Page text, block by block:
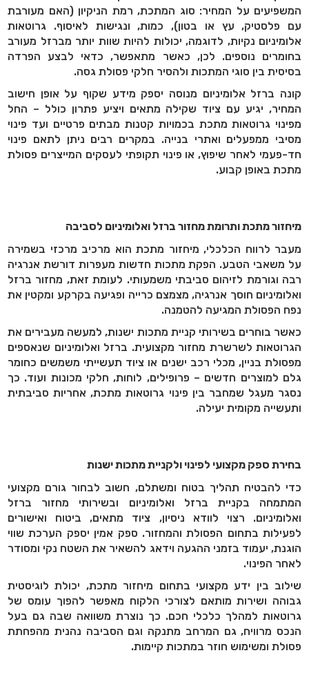
המשפיעים על המחיר: סוג המתכת, רמת הניקיון (האם מעורבת
עם פלסטיק, עץ או בטון), כמות, ונגישות לאיסוף. גרוטאות
אלומיניום נקיות, לדוגמה, יכולות להיות שוות יותר מברזל מעורב
בחומרים נוספים. לכן, כאשר מתאפשר, כדאי לבצע הפרדה
בסיסית בין סוגי המתכות ולהסיר חלקי פסולת גסה.
קונה ברזל אלומיניום מנוסה יספק מידע שקוף על אופן חישוב
המחיר, יגיע עם ציוד שקילה מתאים ויציע פתרון כולל – החל
מפינוי גרוטאות מתכת בכמויות קטנות מבתים פרטיים ועד פינוי
מסיבי ממפעלים ואתרי בנייה. במקרים רבים ניתן לתאם פינוי
חד-פעמי לאחר שיפוץ, או פינוי תקופתי לעסקים המייצרים פסולת
מתכת באופן קבוע.
מיחזור מתכת ותרומת מחזור ברזל ואלומיניום לסביבה
מעבר לרווח הכלכלי, מיחזור מתכת הוא מרכיב מרכזי בשמירה
על משאבי הטבע. הפקת מתכות חדשות מעפרות דורשת אנרגיה
רבה וגורמת לזיהום סביבתי משמעותי. לעומת זאת, מחזור ברזל
ואלומיניום חוסך אנרגיה, מצמצם כרייה ופגיעה בקרקע ומקטין את
נפח הפסולת המגיעה להטמנה.
כאשר בוחרים בשירותי קניית מתכות ישנות, למעשה מעבירים את
הגרוטאות לשרשרת מחזור מקצועית. ברזל ואלומיניום שנאספים
מפסולת בניין, מכלי רכב ישנים או ציוד תעשייתי משמשים כחומר
גלם למוצרים חדשים – פרופילים, לוחות, חלקי מכונות ועוד. כך
נסגר מעגל שמחבר בין פינוי גרוטאות מתכת, אחריות סביבתית
ותעשייה מקומית יעילה.
בחירת ספק מקצועי לפינוי ולקניית מתכות ישנות
כדי להבטיח תהליך בטוח ומשתלם, חשוב לבחור גורם מקצועי
המתמחה בקניית ברזל ואלומיניום ובשירותי מחזור ברזל
ואלומיניום. רצוי לוודא ניסיון, ציוד מתאים, ביטוח ואישורים
לפעילות בתחום הפסולת והמחזור. ספק אמין יספק הערכת שווי
הוגנת, יעמוד בזמני ההגעה וידאג להשאיר את השטח נקי ומסודר
לאחר הפינוי.
שילוב בין ידע מקצועי בתחום מיחזור מתכת, יכולת לוגיסטית
גבוהה ושירות מותאם לצורכי הלקוח מאפשר להפוך עומס של
גרוטאות למהלך כלכלי חכם. כך נוצרת משוואה שבה גם בעל
הנכס מרוויח, גם המרחב מתנקה וגם הסביבה נהנית מהפחתת
פסולת ומשימוש חוזר במתכות קיימות.